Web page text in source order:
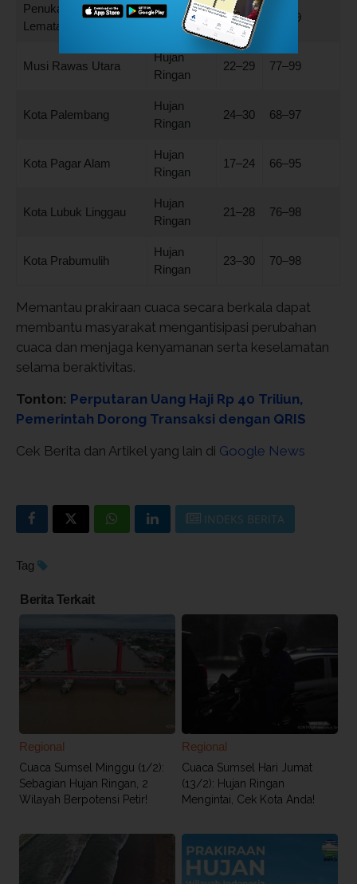
Penukal Abab
Lematang Ilir
Hujan
Ringan
22–30 73–99
Musi Rawas Utara
Hujan
Ringan
22–29 77–99
Kota Palembang
Hujan
Ringan
24–30 68–97
Kota Pagar Alam
Hujan
Ringan
17–24 66–95
Kota Lubuk Linggau
Hujan
Ringan
21–28 76–98
Kota Prabumulih
Hujan
Ringan
23–30 70–98
Memantau prakiraan cuaca secara berkala dapat
membantu masyarakat mengantisipasi perubahan
cuaca dan menjaga kenyamanan serta keselamatan
selama beraktivitas.
Tonton: Perputaran Uang Haji Rp 40 Triliun,
Pemerintah Dorong Transaksi dengan QRIS
Cek Berita dan Artikel yang lain di Google News
INDEKS BERITA
Tag
Berita Terkait
Regional
Cuaca Sumsel Minggu (1/2):
Sebagian Hujan Ringan, 2
Wilayah Berpotensi Petir!
Regional
Cuaca Sumsel Hari Jumat
(13/2): Hujan Ringan
Mengintai, Cek Kota Anda!